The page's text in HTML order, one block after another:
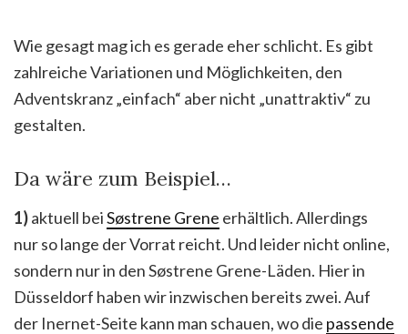
Wie gesagt mag ich es gerade eher schlicht. Es gibt
zahlreiche Variationen und Möglichkeiten, den
Adventskranz „einfach“ aber nicht „unattraktiv“ zu
gestalten.
Da wäre zum Beispiel…
1)aktuell beiSøstrene Grene erhältlich. Allerdings
nur so lange der Vorrat reicht. Und leider nicht online,
sondern nur in den Søstrene Grene-Läden. Hier in
Düsseldorf haben wir inzwischen bereits zwei. Auf
der Inernet-Seite kann man schauen, wo die passende